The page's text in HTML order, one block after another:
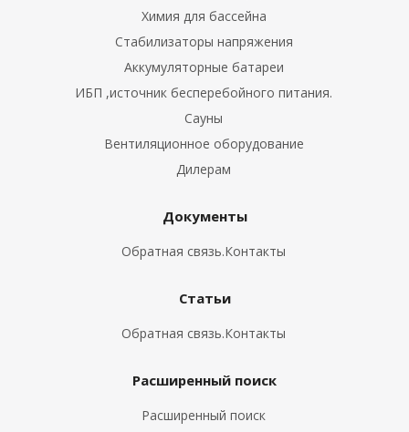
Химия для бассейна
Стабилизаторы напряжения
Аккумуляторные батареи
ИБП ,источник бесперебойного питания.
Сауны
Вентиляционное оборудование
Дилерам
Документы
Обратная связь.Контакты
Статьи
Обратная связь.Контакты
Расширенный поиск
Расширенный поиск